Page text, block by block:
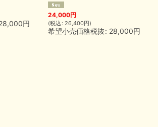
円
24,000円
(税込 : 26,400円)
希望小売価格税抜: 28,000円